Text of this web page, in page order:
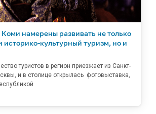
Коми намерены развивать не только
историко-культурный туризм, но и
туристов в регион приезжает из Санкт-
и в столице открылась фотовыставка,